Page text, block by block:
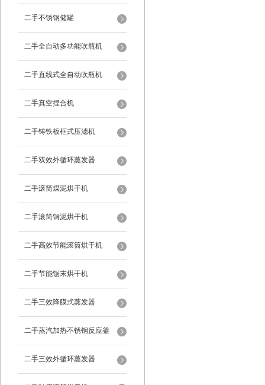
二手不锈钢储罐
二手全自动多功能吹瓶机
二手直线式全自动吹瓶机
二手真空捏合机
二手铸铁板框式压滤机
二手双效外循环蒸发器
二手滚筒煤泥烘干机
二手滚筒铜泥烘干机
二手高效节能滚筒烘干机
二手节能锯末烘干机
二手三效降膜式蒸发器
二手蒸汽加热不锈钢反应釜
二手三效外循环蒸发器